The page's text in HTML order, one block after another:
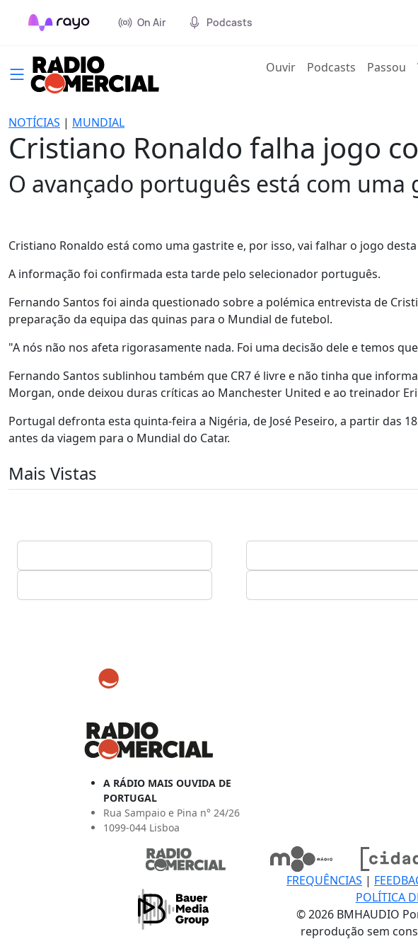
On Air Podcasts
Ouvir(current)
Podcasts Passou
NOTÍCIAS | MUNDIAL
Cristiano Ronaldo falha jogo
O avançado português está com uma
Cristiano Ronaldo está como uma gastrite e, por isso, vai falhar o jogo
A informação foi confirmada esta tarde pelo selecionador português.
Fernando Santos foi ainda questionado sobre a polémica entrevista de
preparação da equipa das quinas para o Mundial de futebol.
"A nós não nos afeta rigorasamente nada. Foi uma decisão dele e temos
Fernando Santos sublinhou também que CR7 é livre e não tinha que
Morgan, onde deixou duras críticas ao Manchester United e ao treinador
Portugal defronta esta quinta-feira a Nigéria, de José Peseiro, a partir das
antes da viagem para o Mundial do Catar.
Mais Vistas
A RÁDIO MAIS OUVIDA DE
PORTUGAL
Rua Sampaio e Pina n° 24/26
1099-044 Lisboa
FREQUÊNCIAS |
POLÍTICA
© 2026 BMHAUDIO
reprodução sem